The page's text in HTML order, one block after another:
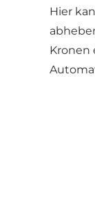
Hier
Kronen